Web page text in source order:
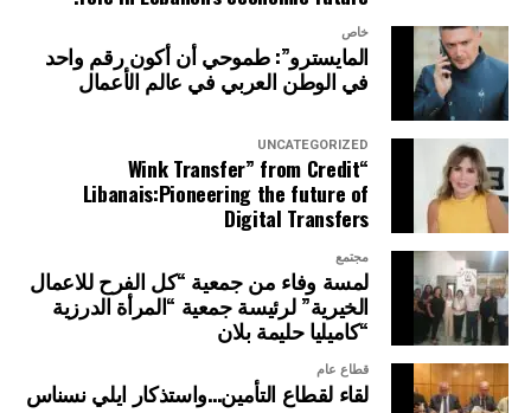
خاص
المايسترو”: طموحي أن أكون رقم واحد
في الوطن العربي في عالم الأعمال
UNCATEGORIZED
“Wink Transfer” from Credit
Libanais:Pioneering the future of
Digital Transfers
مجتمع
لمسة وفاء من جمعية “كل الفرح للاعمال
الخيرية” لرئيسة جمعية “المرأة الدرزية
“كاميليا حليمة بلان
قطاع عام
لقاء لقطاع التأمين…واستذكار ايلي نسناس